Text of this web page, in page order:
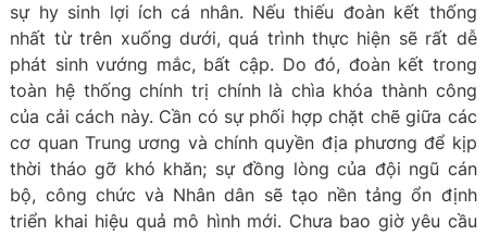
sự hy sinh lợi ích cá nhân. Nếu thiếu đoàn kết thống
nhất từ trên xuống dưới, quá trình thực hiện sẽ rất dễ
phát sinh vướng mắc, bất cập. Do đó, đoàn kết trong
toàn hệ thống chính trị chính là chìa khóa thành công
của cải cách này. Cần có sự phối hợp chặt chẽ giữa các
cơ quan Trung ương và chính quyền địa phương để kịp
thời tháo gỡ khó khăn; sự đồng lòng của đội ngũ cán
bộ, công chức và Nhân dân sẽ tạo nền tảng ổn định
triển khai hiệu quả mô hình mới. Chưa bao giờ yêu cầu